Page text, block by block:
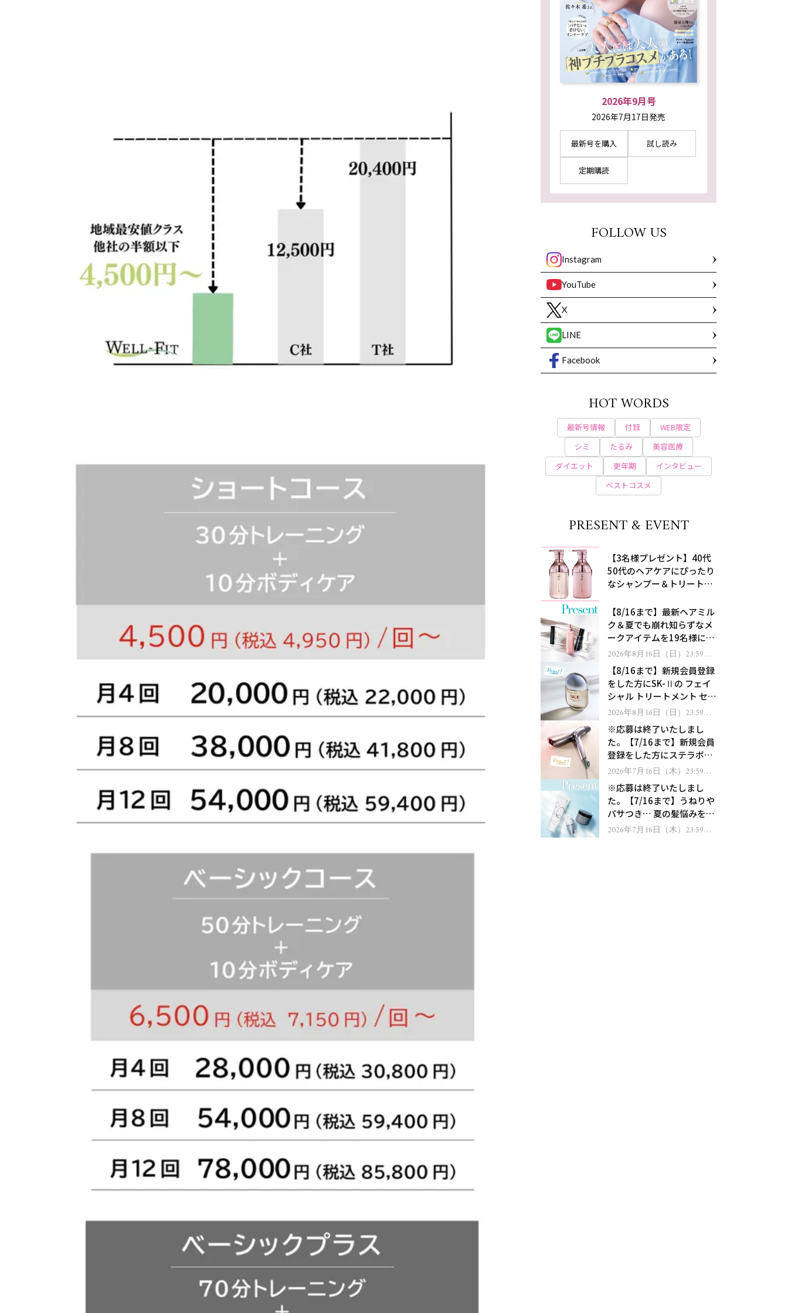
2026年9月号
2026年7月17日発売
最新号を購入 試し読み
定期購読
FOLLOW US
Instagram
YouTube
X
LINE
Facebook
HOT WORDS
最新号情報 付録
WEB限定
シミ
たるみ
美容医療
ダイエット
更年期
インタビュー
ベストコスメ
PRESENT & EVENT
【3名様プレゼント】40代
50代のヘアケアにぴったり
なシャンプー＆トリートメ
処！
【8/16まで】最新ヘアミル
ク＆夏でも崩れ知らずなメ
ークアイテムを19名様にプ
レゼント！
2026年8月16日（日）23:59ま
で【8/16まで】新規会員登録
をした方にSK-Ⅱの フェイ
シャル トリートメント セラ
ムをプレゼント！
2026年8月16日（日）23:59ま
※応募は終了いたしまし
た。【7/16まで】新規会員
登録をした方にステラボー
テのシャインリバース ヘア
ゼント！
2026年7月16日（木）23:59ま
※応募は終了いたしまし
た。【7/16まで】うねりや
パサつき… 夏の髪悩みを解
消するヘアケアアイテムを
2026年7月16日（木）23:59ま